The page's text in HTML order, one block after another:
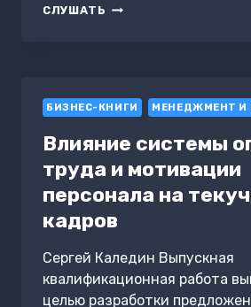
СЛУШАТЬ БОГ
УПРАВЛЕНИЯ
КОМАНДУ
РЕЗУЛЬТАТУ
БИЗНЕС-КНИГИ МЕНЕДЖМЕНТ И
Влияние системы
труда и мотивации
персонала на
кадров
Сергей Каледин Выпускная
квалификационная работа
целью разработки